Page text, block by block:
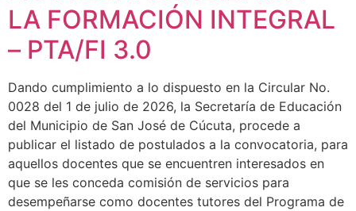
LA FORMACIÓN INTEGRAL
– PTA/FI 3.0
Dando cumplimiento a lo dispuesto en la Circular No.
0028 del 1 de julio de 2026, la Secretaría de Educación
del Municipio de San José de Cúcuta, procede a
publicar el listado de postulados a la convocatoria, para
aquellos docentes que se encuentren interesados en
que se les conceda comisión de servicios para
desempeñarse como docentes tutores del Programa de